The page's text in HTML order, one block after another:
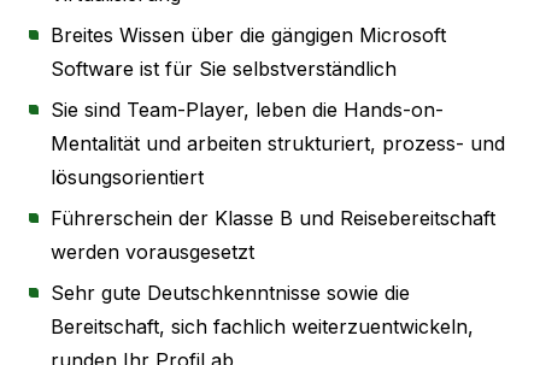
Breites Wissen über die gängigen Microsoft
Software ist für Sie selbstverständlich
Sie sind Team-Player, leben die Hands-on-
Mentalität und arbeiten strukturiert, prozess- und
lösungsorientiert
Führerschein der Klasse B und Reisebereitschaft
werden vorausgesetzt
Sehr gute Deutschkenntnisse sowie die
Bereitschaft, sich fachlich weiterzuentwickeln,
runden Ihr Profil ab